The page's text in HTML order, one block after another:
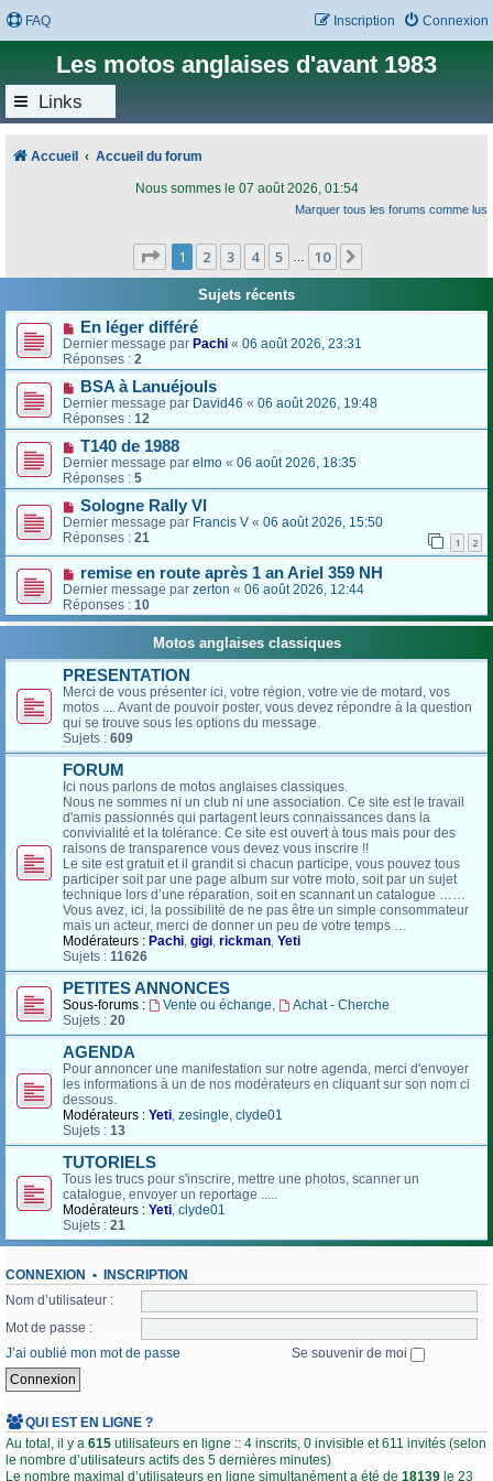
FAQ Connexion
Inscription
Les motos anglaises d'avant 1983
Links
Accueil Accueil du forum
Nous sommes le 07 août 2026, 01:54
Marquer tous les forums comme lus
Page 1sur
1 2 3 4 5 10
Sujets récents
En léger différé
Dernier message par Pachi « 06 août 2026, 23:31
Réponses : 2
BSA à Lanuéjouls
Dernier message par David46 « 06 août 2026, 19:48
Réponses : 12
T140 de 1988
Dernier message par elmo « 06 août 2026, 18:35
Réponses : 5
Sologne Rally VI
Dernier message par Francis V « 06 août 2026, 15:50
Réponses : 21 1 2
remise en route après 1 an Ariel 359 NH
Dernier message par zerton « 06 août 2026, 12:44
Réponses : 10
Motos anglaises classiques
PRESENTATION
Merci de vous présenter ici, votre région, votre vie de motard, vos
motos .... Avant de pouvoir poster, vous devez répondre à la question
qui se trouve sous les options du message.
Sujets : 609
FORUM
Ici nous parlons de motos anglaises classiques.
Nous ne sommes ni un club ni une association. Ce site est le travail
d'amis passionnés qui partagent leurs connaissances dans la
convivialité et la tolérance. Ce site est ouvert à tous mais pour des
raisons de transparence vous devez vous inscrire !!
Le site est gratuit et il grandit si chacun participe, vous pouvez tous
participer soit par une page album sur votre moto, soit par un sujet
technique lors d’une réparation, soit en scannant un catalogue ……
Vous avez, ici, la possibilité de ne pas être un simple consommateur
mais un acteur, merci de donner un peu de votre temps …
Modérateurs : Pachi, gigi, rickman, Yeti
Sujets : 11626
PETITES ANNONCES
Sous-forums : Vente ou échange,
Achat - Cherche
Sujets : 20
AGENDA
Pour annoncer une manifestation sur notre agenda, merci d'envoyer
les informations à un de nos modérateurs en cliquant sur son nom ci
dessous.
Modérateurs : Yeti, zesingle, clyde01
Sujets : 13
TUTORIELS
Tous les trucs pour s'inscrire, mettre une photos, scanner un
catalogue, envoyer un reportage .....
Modérateurs : Yeti, clyde01
Sujets : 21
CONNEXION • INSCRIPTION
Nom d’utilisateur :
Mot de passe :
J’ai oublié mon mot de passe
Se souvenir de moi
QUI EST EN LIGNE ?
Au total, il y a 615 utilisateurs en ligne :: 4 inscrits, 0 invisible et 611 invités (selon
le nombre d’utilisateurs actifs des 5 dernières minutes)
Le nombre maximal d’utilisateurs en ligne simultanément a été de 18139 le 23